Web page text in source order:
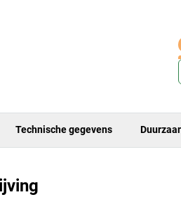
Technische gegevens